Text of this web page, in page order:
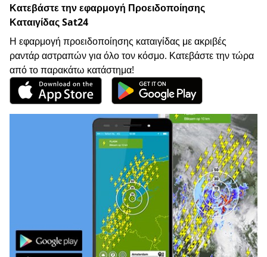
Κατεβάστε την εφαρμογή Προειδοποίησης
Καταιγίδας Sat24
Η εφαρμογή προειδοποίησης καταιγίδας με ακριβές
ραντάρ αστραπών για όλο τον κόσμο. Κατεβάστε την τώρα
από το παρακάτω κατάστημα!